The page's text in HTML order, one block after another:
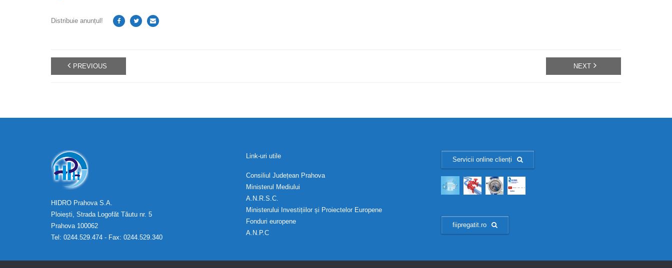
Distribuie anunțul!
PREVIOUS NEXT
HIDRO Prahova S.A.
Ploiești, Strada Logofăt Tăutu nr. 5
Prahova 100062
Tel: 0244.529.474 - Fax: 0244.529.340
Link-uri utile
Consiliul Județean Prahova
Ministerul Mediului
A.N.R.S.C.
Ministerului Investițiilor și Proiectelor Europene
Fonduri europene
A.N.P.C
Servicii online clienți
fiipregatit.ro